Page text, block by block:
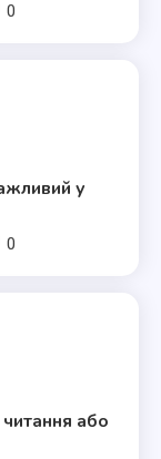
0
у
0
читання або